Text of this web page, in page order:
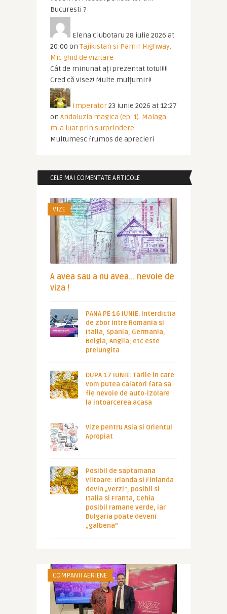
Bucuresti ?
Elena Ciubotaru 28 iulie 2026 at
20:00 on Tajikistan si Pamir Highway.
Mic ghid de vizitare
Cât de minunat ați prezentat totul!!!!
Cred că visez! Multe mulțumiri!
Imperator23 iunie 2026 at 12:27
on Andaluzia magica (ep. 1). Malaga
m-a luat prin surprindere
Multumesc frumos de aprecieri
CELE MAI COMENTATE ARTICOLE
VIZE
A avea sau a nu avea… nevoie de
viza !
PANA PE 16 IUNIE. Interdictia
de zbor intre Romania si
Italia, Spania, Germania,
Belgia, Anglia, etc este
prelungita
DUPA 17 IUNIE: Tarile in care
vom putea calatori fara sa
fie nevoie de auto-izolare
la intoarcerea acasa
Vize pentru Asia si Orientul
Apropiat
Posibil de saptamana
viitoare: Irlanda si Finlanda
devin „verzi”, posibil si
Italia si Franta, Cehia
posibil ramane verde, iar
Bulgaria poate deveni
„galbena”
COMPANII AERIENE